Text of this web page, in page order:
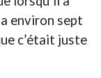
environ sept
c’était juste